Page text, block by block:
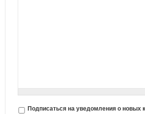
Подписаться на уведомления о новых